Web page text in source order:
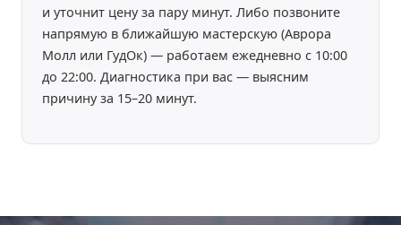
и уточнит цену за пару минут. Либо позвоните
напрямую в ближайшую мастерскую (Аврора
Молл или ГудОк) — работаем ежедневно с 10:00
до 22:00. Диагностика при вас — выясним
причину за 15–20 минут.